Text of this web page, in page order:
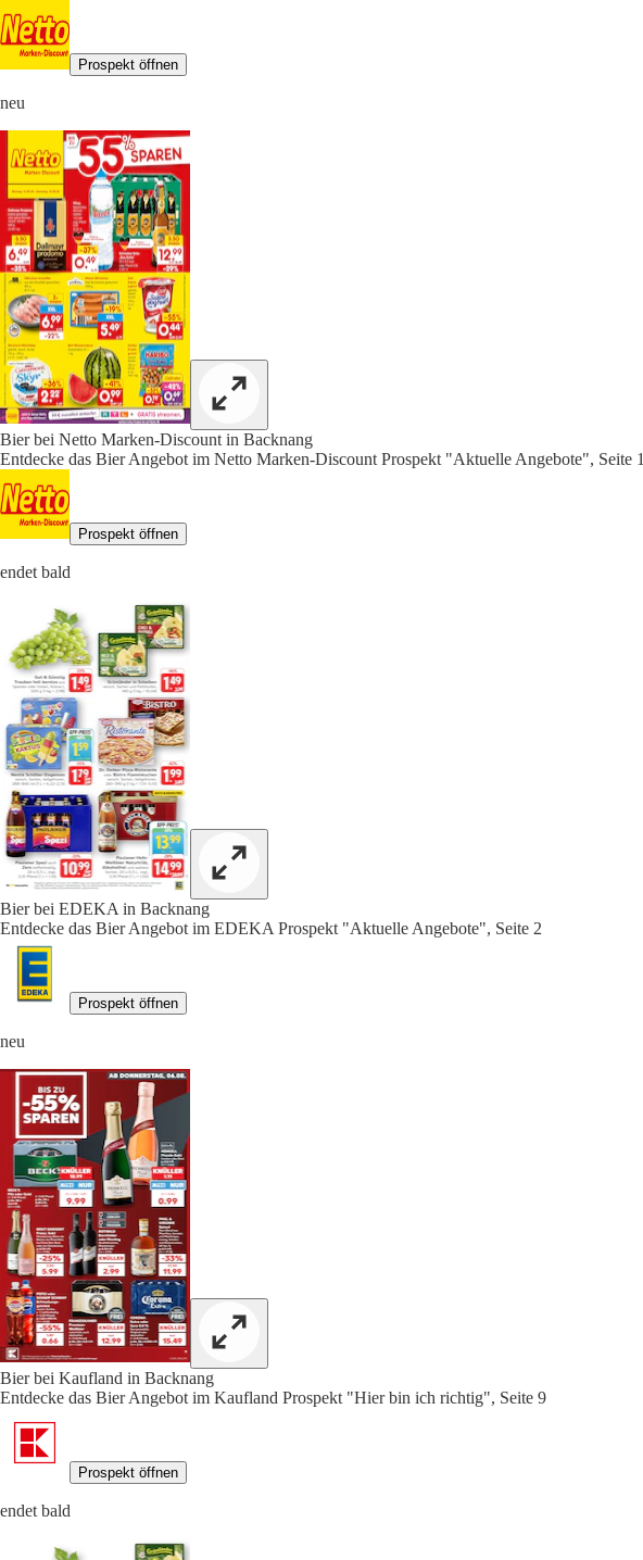
Prospekt öffnen
neu
Bier bei Netto Marken-Discount in Backnang
Entdecke das Bier Angebot im Netto Marken-Discount Prospekt "Aktuelle Angebote", Seite 1
Prospekt öffnen
endet bald
Bier bei EDEKA in Backnang
Entdecke das Bier Angebot im EDEKA Prospekt "Aktuelle Angebote", Seite 2
Prospekt öffnen
neu
Bier bei Kaufland in Backnang
Entdecke das Bier Angebot im Kaufland Prospekt "Hier bin ich richtig", Seite 9
Prospekt öffnen
endet bald